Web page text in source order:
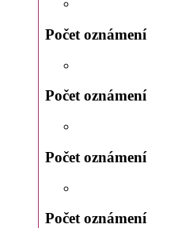
Počet oznámení
Počet oznámení
Počet oznámení
Počet oznámení